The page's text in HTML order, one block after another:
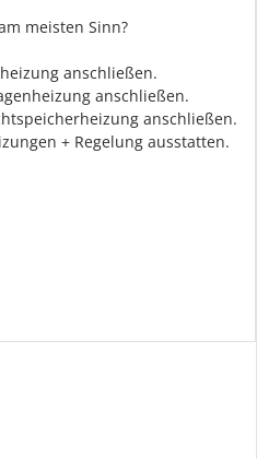
meisten Sinn?
anschließen.
anschließen.
anschließen.
+ Regelung ausstatten.